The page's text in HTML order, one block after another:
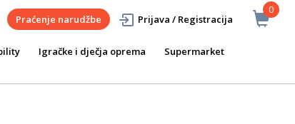
0
Praćenje narudžbe Prijava / Registracija
Igračke i dječja oprema
Supermarket